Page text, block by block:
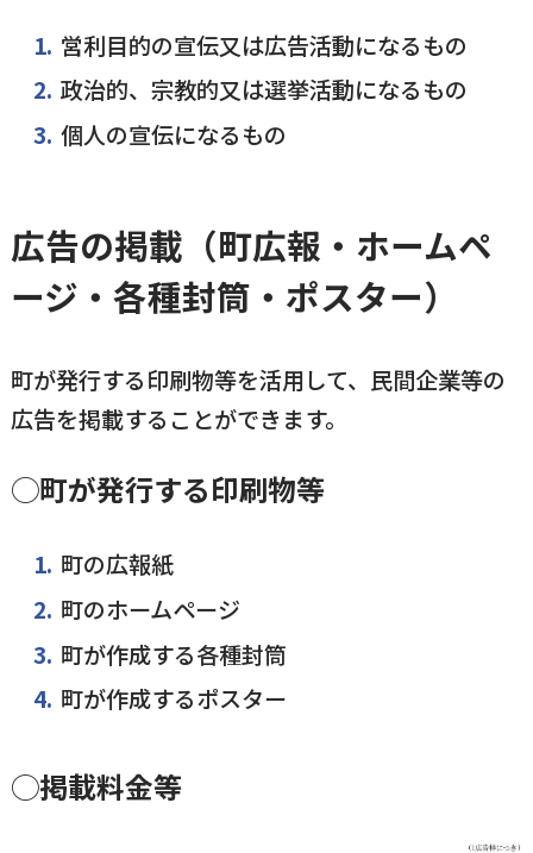
営利目的の宣伝又は広告活動になるもの
政治的、宗教的又は選挙活動になるもの
個人の宣伝になるもの
広告の掲載（町広報・ホームペ
ージ・各種封筒・ポスター）
町が発行する印刷物等を活用して、民間企業等の
広告を掲載することができます。
◯町が発行する印刷物等
町の広報紙
町のホームページ
町が作成する各種封筒
町が作成するポスター
◯掲載料金等